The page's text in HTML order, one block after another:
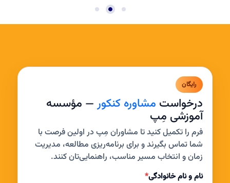
رایگان
درخواست مشاوره کنکور— مؤسسه
آموزشی مِپ
فرم را تکمیل کنید تا مشاوران مِپ در اولین فرصت با
شما تماس بگیرند و برای برنامه‌ریزی مطالعه، مدیریت
زمان و انتخاب مسیر مناسب، راهنمایی‌تان کنند.
نام و نام خانوادگی*